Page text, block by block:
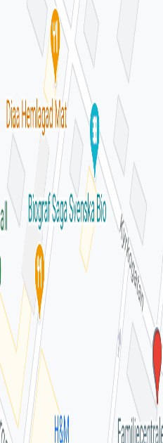
Du som fått erbjudande om att
hos en barnmorska är
Vaccinationsmottagning HPV
Vi finns i samma lokaler och
arbetar inom kvinnohälsovården.
Har du frågor eller synpunkter
självtester HPV eller HPV-
till Gynekologisk
Kontaktuppgifter och e-tjänster
mottagningar" Läs mer om
Driver du denna
Omdömen från
Inga omdömen ännu. Bli den
upplevelse!
Lämna omdöme Se fler
Kontakt
Webbsida